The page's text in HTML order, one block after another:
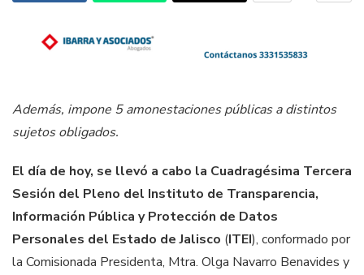
Además, impone 5 amonestaciones públicas a distintos
sujetos obligados.
El día de hoy, se llevó a cabo la Cuadragésima Tercera
Sesión del Pleno del Instituto de Transparencia,
Información Pública y Protección de Datos
Personales del Estado de Jalisco (ITEI), conformado por
la Comisionada Presidenta, Mtra. Olga Navarro Benavides y